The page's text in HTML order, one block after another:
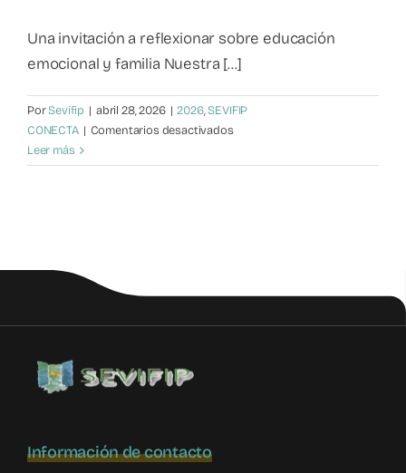
Contacto
Una invitación a reflexionar sobre educación
emocional y familia Nuestra [...]
PorSevifip | abril 28, 2026 | 2026,SEVIFIP
CONECTA | Comentarios desactivadosen
Congreso
Leer más
Información de contacto